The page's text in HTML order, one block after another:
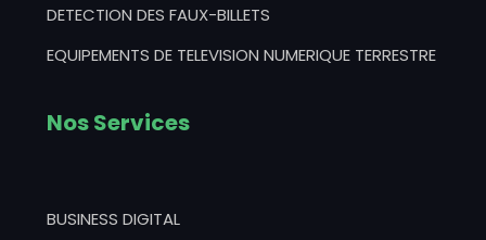
DETECTION DES FAUX-BILLETS
EQUIPEMENTS DE TELEVISION NUMERIQUE TERRESTRE
Nos Services
BUSINESS DIGITAL